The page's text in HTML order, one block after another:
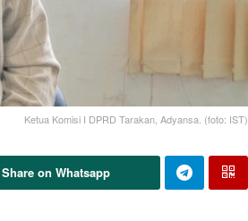
Ketua Komisi I DPRD Tarakan, Adyansa. (foto: IST)
Share on Whatsapp